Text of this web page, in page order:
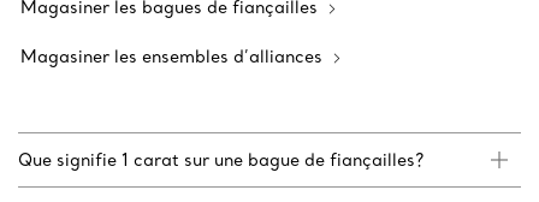
Magasiner les bagues de fiançailles
Magasiner les ensembles d’alliances
Que signifie 1 carat sur une bague de fiançailles?